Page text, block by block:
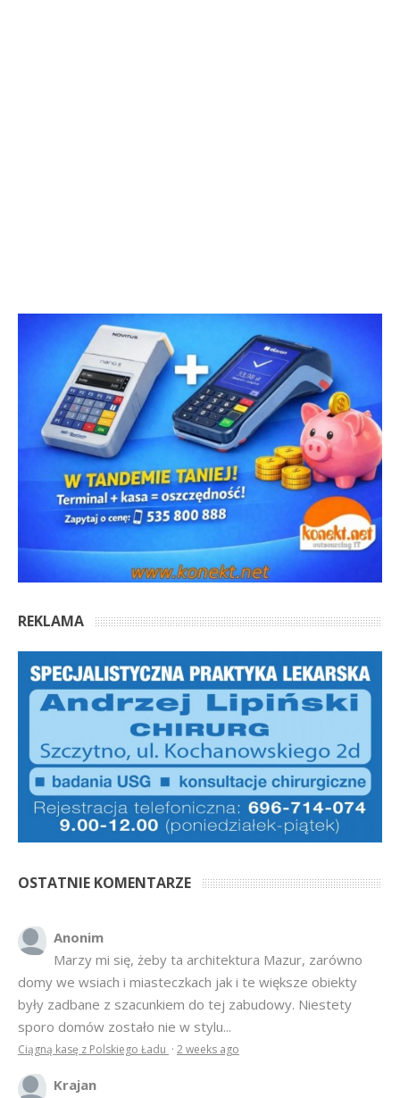
REKLAMA
Anonim
Marzy mi się, żeby ta architektura Mazur, zarówno
domy we wsiach i miasteczkach jak i te większe obiekty
były zadbane z szacunkiem do tej zabudowy. Niestety
sporo domów zostało nie w stylu...
Ciągną kasę z Polskiego Ładu